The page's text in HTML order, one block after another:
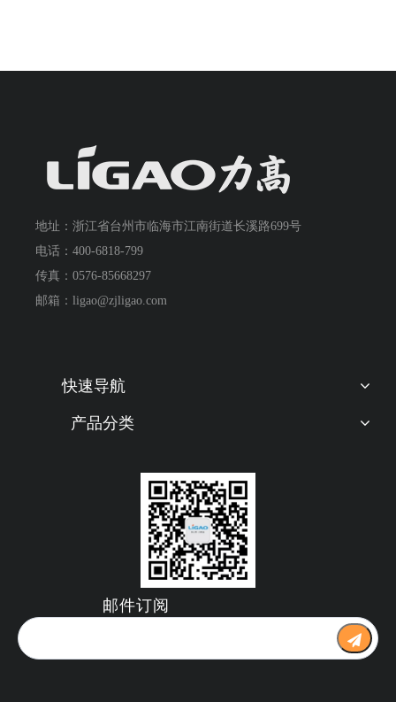
地址：浙江省台州市临海市江南街道长溪路699号
电话：400-6818-799
传真：0576-85668297
邮箱：ligao@zjligao.com
快速导航
产品分类
邮件订阅